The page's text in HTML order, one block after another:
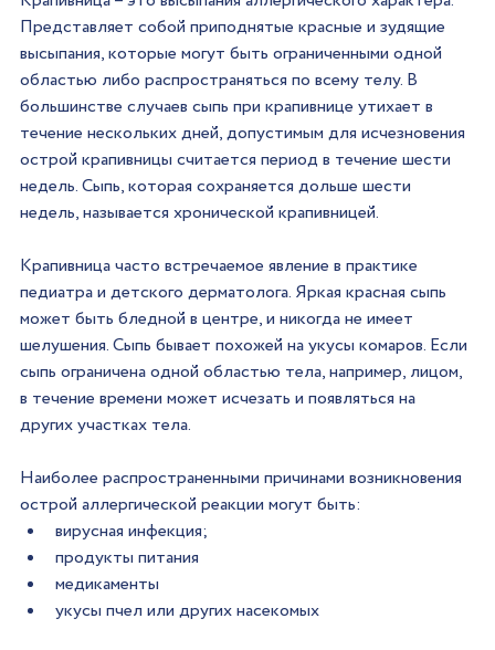
Представляет собой приподнятые красные и зудящие
высыпания, которые могут быть ограниченными одной
областью либо распространяться по всему телу. В
большинстве случаев сыпь при крапивнице утихает в
течение нескольких дней, допустимым для исчезновения
острой крапивницы считается период в течение шести
недель. Сыпь, которая сохраняется дольше шести
недель, называется хронической крапивницей.
Крапивница часто встречаемое явление в практике
педиатра и детского дерматолога. Яркая красная сыпь
может быть бледной в центре, и никогда не имеет
шелушения. Сыпь бывает похожей на укусы комаров. Если
сыпь ограничена одной областью тела, например, лицом,
в течение времени может исчезать и появляться на
других участках тела.
Наиболее распространенными причинами возникновения
острой аллергической реакции могут быть:
вирусная инфекция;
продукты питания
медикаменты
укусы пчел или других насекомых